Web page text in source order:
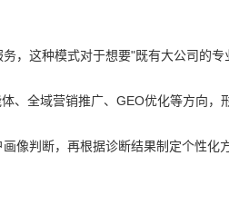
，这种模式对于想要"既有大公司的
、全域营销推广、GEO优化等方向
像判断，再根据诊断结果制定个性化